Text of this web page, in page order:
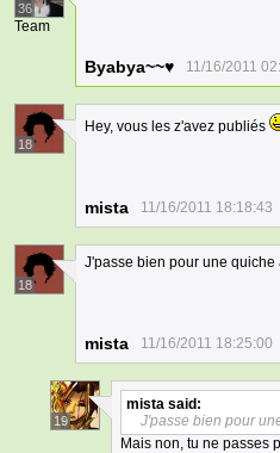
36
Team
Byabya~~♥ 11/16/2011
18
Hey, vous les z'avez publiés
mista 11/16/2011 18:18:43
18
J'passe bien pour une quiche
mista 11/16/2011 18:25:00
19
mista said:
J'passe bien pour
Mais non, tu ne passes